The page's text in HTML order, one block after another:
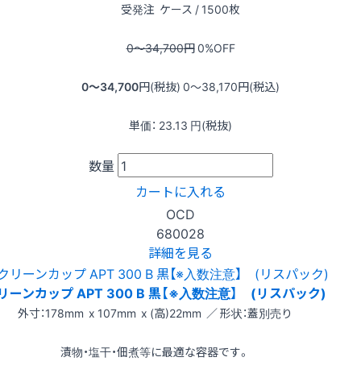
受発注 ケース / 1500枚
0〜34,700円0%OFF
0〜34,700円(税抜) 0〜38,170円(税込)
単価： 23.13 円(税抜)
数量
カートに入れる
OCD
680028
詳細を見る
ーンカップ APT 300 B 黒【※入数注意】 (リスパック)
外寸：178mm x 107mm x (高)22mm ／ 形状：蓋別売り
漬物・塩干・佃煮等に最適な容器です。